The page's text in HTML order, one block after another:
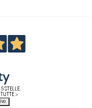
STELLE.
>